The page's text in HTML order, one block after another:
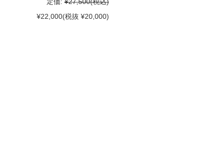
¥22,000(税抜 ¥20,000)